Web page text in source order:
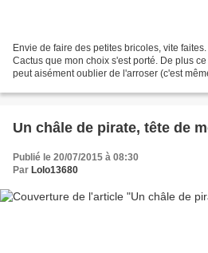
Envie de faire des petites bricoles, vite
Cactus que mon choix s'est porté. De plus
peut aisément oublier de l'arroser (c'est
Un châle de pirate, tête de
Publié le 20/07/2015 à 08:30
Par Lolo13680